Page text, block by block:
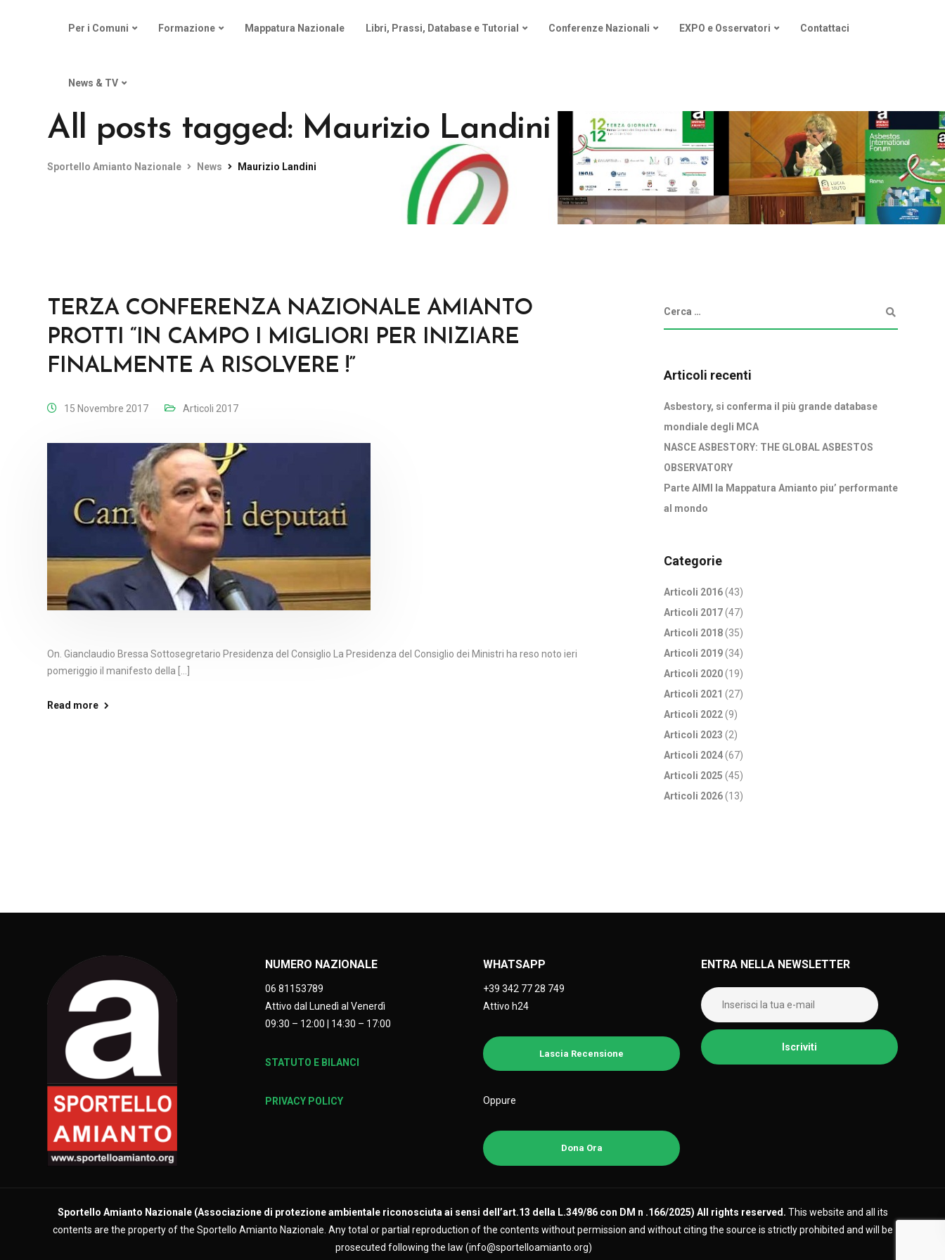
Per i Comuni Formazione Mappatura Nazionale Libri, Prassi, Database e Tutorial Conferenze Nazionali EXPO e Osservatori Contattaci
News & TV
All posts tagged: Maurizio Landini
Sportello Amianto Nazionale News Maurizio Landini
TERZA CONFERENZA NAZIONALE AMIANTO
PROTTI “IN CAMPO I MIGLIORI PER INIZIARE
FINALMENTE A RISOLVERE !”
15 Novembre 2017 Articoli 2017
On. Gianclaudio Bressa Sottosegretario Presidenza del Consiglio La Presidenza del Consiglio dei Ministri ha reso noto ieri
pomeriggio il manifesto della [...]
Read more
Articoli recenti
Asbestory, si conferma il più grande database
mondiale degli MCA
NASCE ASBESTORY: THE GLOBAL ASBESTOS
OBSERVATORY
Parte AIMI la Mappatura Amianto piu’ performante
al mondo
Categorie
Articoli 2016(43)
Articoli 2017(47)
Articoli 2018(35)
Articoli 2019(34)
Articoli 2020(19)
Articoli 2021 (27)
Articoli 2022(9)
Articoli 2023 (2)
Articoli 2024(67)
Articoli 2025 (45)
Articoli 2026(13)
NUMERO NAZIONALE
06 81153789
Attivo dal Lunedì al Venerdì
09:30 – 12:00 | 14:30 – 17:00
STATUTO E BILANCI
PRIVACY POLICY
WHATSAPP
+39 342 77 28 749
Attivo h24
Lascia Recensione
Oppure
Dona Ora
ENTRA NELLA NEWSLETTER
Sportello Amianto Nazionale (Associazione di protezione ambientale riconosciuta ai sensi dell’art.13 della L.349/86 con DM n .166/2025) All rights reserved. This website and all its
contents are the property of the Sportello Amianto Nazionale. Any total or partial reproduction of the contents without permission and without citing the source is strictly prohibited and will be
prosecuted following the law (info@sportelloamianto.org)